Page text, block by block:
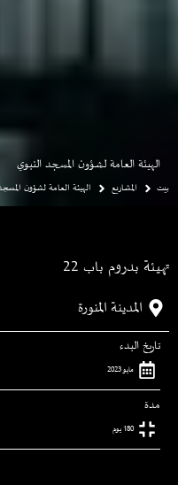
الهيئة العامة لشؤون المسجد النبوي
بيت المشاريع الهيئة العامة لشؤون
تهيئة بدروم باب 22
المدينة المنورة
تاريخ البدء
مايو 2023
مدة
180 يوم